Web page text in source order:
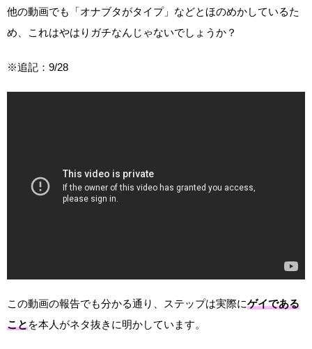
他の動画でも「オナブタがタイプ」などとほのめかしているた
め、これはやはりガチなんじゃないでしょうか？
※追記：9/28
この動画の報告でも分かる通り、ステップは実際にゲイである
ことを本人がネタ抜きに明かしています。